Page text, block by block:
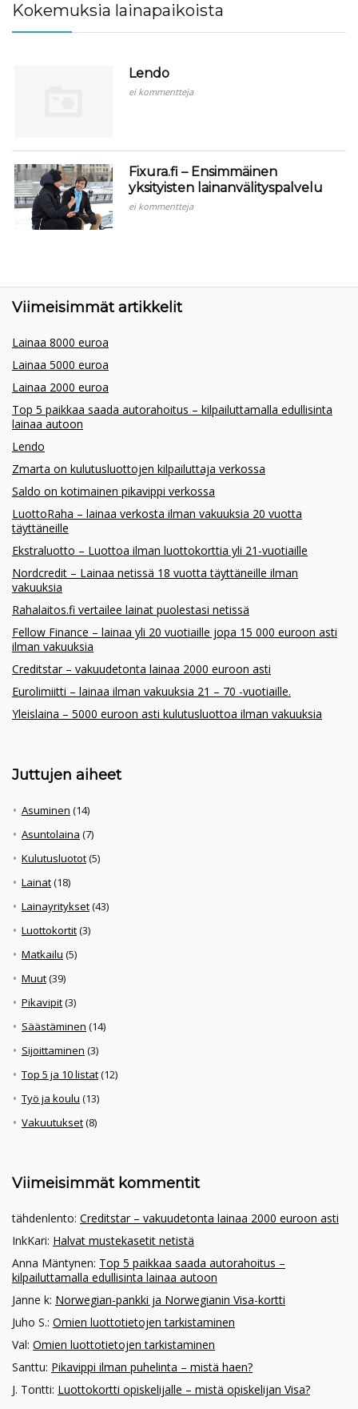
Kokemuksia lainapaikoista
Lendo
ei kommentteja
Fixura.fi – Ensimmäinen
yksityisten lainanvälityspalvelu
ei kommentteja
Viimeisimmät artikkelit
Lainaa 8000 euroa
Lainaa 5000 euroa
Lainaa 2000 euroa
Top 5 paikkaa saada autorahoitus – kilpailuttamalla edullisinta
lainaa autoon
Lendo
Zmarta on kulutusluottojen kilpailuttaja verkossa
Saldo on kotimainen pikavippi verkossa
LuottoRaha – lainaa verkosta ilman vakuuksia 20 vuotta
täyttäneille
Ekstraluotto – Luottoa ilman luottokorttia yli 21-vuotiaille
Nordcredit – Lainaa netissä 18 vuotta täyttäneille ilman
vakuuksia
Rahalaitos.fi vertailee lainat puolestasi netissä
Fellow Finance – lainaa yli 20 vuotiaille jopa 15 000 euroon asti
ilman vakuuksia
Creditstar – vakuudetonta lainaa 2000 euroon asti
Eurolimiitti – lainaa ilman vakuuksia 21 – 70 -vuotiaille.
Yleislaina – 5000 euroon asti kulutusluottoa ilman vakuuksia
Juttujen aiheet
Asuminen (14)
Asuntolaina (7)
Kulutusluotot(5)
Lainat(18)
Lainayritykset(43)
Luottokortit(3)
Matkailu (5)
Muut(39)
Pikavipit(3)
Säästäminen (14)
Sijoittaminen (3)
Top 5 ja 10 listat(12)
Työ ja koulu (13)
Vakuutukset(8)
Viimeisimmät kommentit
tähdenlento: Creditstar – vakuudetonta lainaa 2000 euroon asti
InkKari: Halvat mustekasetit netistä
Anna Mäntynen: Top 5 paikkaa saada autorahoitus –
kilpailuttamalla edullisinta lainaa autoon
Janne k: Norwegian-pankki ja Norwegianin Visa-kortti
Juho S.: Omien luottotietojen tarkistaminen
Val: Omien luottotietojen tarkistaminen
Santtu: Pikavippi ilman puhelinta – mistä haen?
J. Tontti: Luottokortti opiskelijalle – mistä opiskelijan Visa?